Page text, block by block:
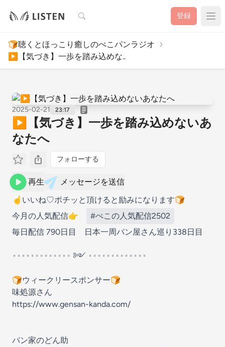
検索 登録
🍞聴くとほっこり癒しのぺこパンラジオ
▶︎【気づき】一歩を踏み込めな..
2025-02-21 23:17
▶︎【気づき】一歩を踏み込めないあ
なたへ
フォローする
再生
メッセージを送信
☝️いいね♡ポチッと頂けると励みになります🍞
今月の人気配信👉
#ぺこの人気配信2502
毎日配信 790日目 日本一周パン屋さん巡り338日目
𐬹𐬹𐬹𐬹𐬹𐬹𐬹𐬹𐬹𐬹𐬹𐬹𐬹 ༻ 𐬹𐬹𐬹𐬹𐬹𐬹𐬹𐬹𐬹𐬹𐬹𐬹𐬹
🍞ウィークリースポンサー🍞
味処源さん
https://www.gensan-kanda.com/
パン家のどん助